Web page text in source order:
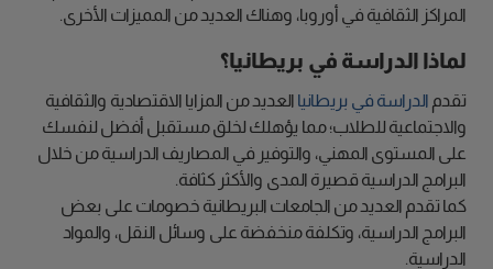
المراكز الثقافية في أوروبا، وهناك العديد من المميزات الأخرى.
لماذا الدراسة في بريطانيا؟
تقدم الدراسة في بريطانيا العديد من المزايا الاقتصادية والثقافية
والاجتماعية للطلاب؛ مما يؤهلك لخلق مستقبل أفضل لنفسك
على المستوى المهني، والتوفير في المصاريف الدراسية من خلال
البرامج الدراسية قصيرة المدى والأكثر كثافة.
كما تقدم العديد من الجامعات البريطانية خصومات على بعض
البرامج الدراسية، وتكلفة منخفضة على وسائل النقل، والمواد
الدراسية.